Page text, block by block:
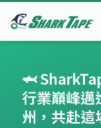
🦈
行業巔峰邁
州，共赴這